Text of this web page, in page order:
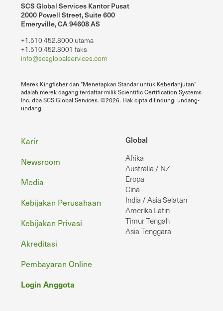
SCS Global Services Kantor Pusat
2000 Powell Street, Suite 600
Emeryville, CA 94608 AS
+1.510.452.8000 utama
+1.510.452.8001 faks
info@scsglobalservices.com
Merek Kingfisher dan "Menetapkan Standar untuk Keberlanjutan"
adalah merek dagang terdaftar milik Scientific Certification Systems
Inc. dba SCS Global Services. ©2026. Hak cipta dilindungi undang-
undang.
Global
Afrika
Australia / NZ
Eropa
Cina
India / Asia Selatan
Amerika Latin
Timur Tengah
Asia Tenggara
Footer
Karir
Newsroom
Media
Kebijakan Perusahaan
Kebijakan Privasi
Akreditasi
Pembayaran Online
Login Anggota